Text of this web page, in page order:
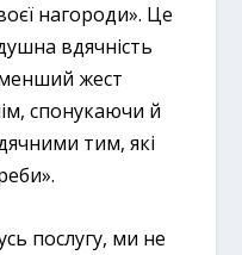
нагороди». Це
вдячність
жест
спонукаючи й
тим, які
послугу, ми не